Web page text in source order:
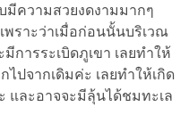
ความสวยงดงามมากๆ
ราะว่าเมื่อก่อนนั้นบริเวณ
ารระเบิดภูเขา เลยทำให้
ปจากเดิมค่ะ เลยทำให้เกิด
และอาจจะมีลุ้นได้ชมทะเล